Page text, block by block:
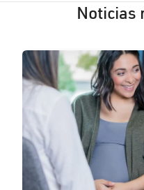
Noticias